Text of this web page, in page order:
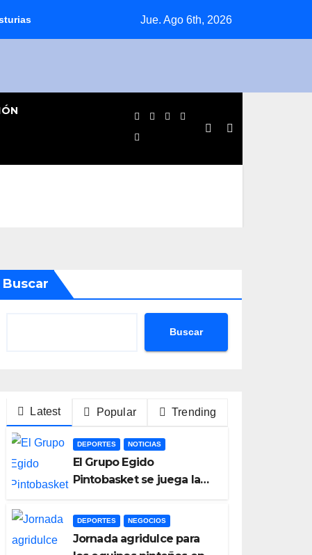
Jornada agridulce para los equipos pinteños en
Jue. Ago 6th, 2026
Buscar
Buscar
Latest Popular Trending
DEPORTES NOTICIAS
El Grupo Egido
Pintobasket se juega la
en el Príncipes de
Asturias
DEPORTES NEGOCIOS
Jornada agridulce para